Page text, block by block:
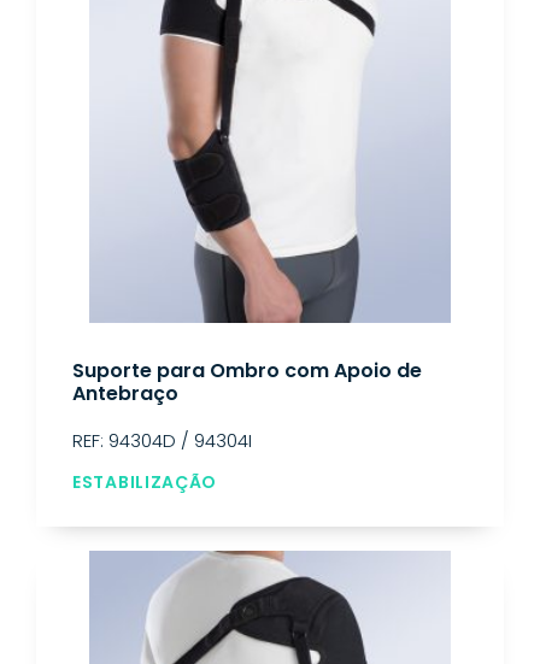
Suporte para Ombro com Apoio de
Antebraço
REF: 94304D / 94304I
ESTABILIZAÇÃO